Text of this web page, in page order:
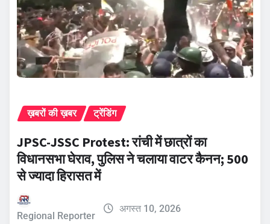
ख़बरों की ख़बर ट्रेंडिंग
JPSC-JSSC Protest: रांची में छात्रों का
विधानसभा घेराव, पुलिस ने चलाया वाटर कैनन; 500
से ज्यादा हिरासत में
Regional Reporter
अगस्त 10, 2026